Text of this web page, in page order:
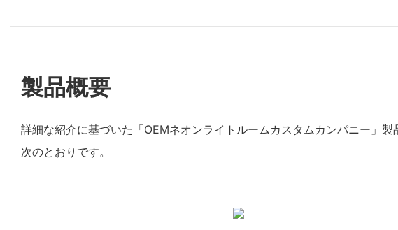
製品概要
詳細な紹介に基づいた「OEMネオンライトルームカスタムカンパニー」製
次のとおりです。